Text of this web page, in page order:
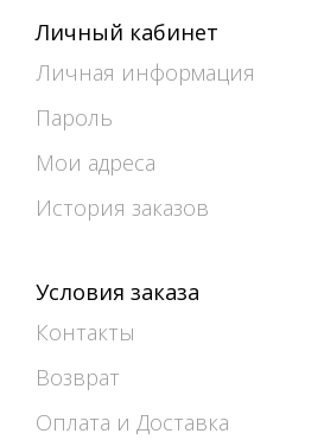
Личный кабинет
Личная информация
Пароль
Мои адреса
История заказов
Условия заказа
Контакты
Возврат
Оплата и Доставка